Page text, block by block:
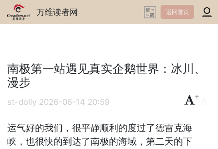
万维读者网 返回首页
南极第一站遇见真实企鹅世界：冰川、
漫步
st-dolly 2026-06-14 20:59
+
运气好的我们，很平静顺利的度过了德雷克海
峡，也很快的到达了南极的海域，第二天的下